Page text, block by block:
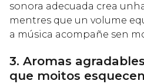
sonora adecuada crea
mentres que un volume
a música acompañe sen
3. Aromas
que moitos esquecen